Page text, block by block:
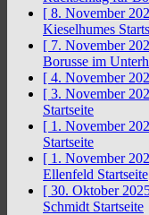
[ 8. November
Kieselhumes
[ 7. November
Borusse im
[ 4. November
[ 3. November
Startseite
[ 1. November
Startseite
[ 1. November
Ellenfeld Startseite
[ 30. Oktober
Schmidt Startseite